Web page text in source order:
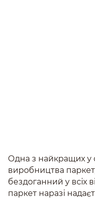
Одна з найкращих у
виробництва
бездоганний у всіх
паркет наразі